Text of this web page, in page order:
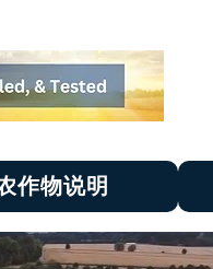
作物说明